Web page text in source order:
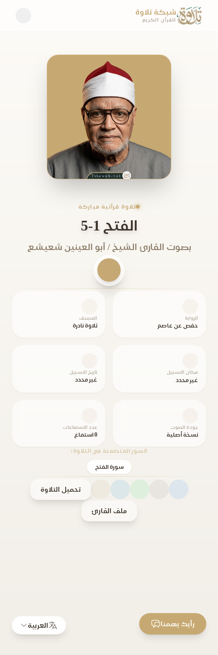
شبكة تلاوة
للقرآن الكريم
تلاوة قرآنية مباركة
الفتح 1-5
بصوت القارئ الشيخ / أبو العينين شعيشع
الرواية
حفص عن عاصم
المصحف
تلاوة نادرة
مكان التسجيل
غير محدد
تاريخ التسجيل
غير محدد
جودة الصوت
نسخة أصلية
عدد الاستماعات
0 استماع
السور المتضمنة في التلاوة:
سورة الفتح
تحميل التلاوة
ملف القارئ
العربية رأيك يهمنا